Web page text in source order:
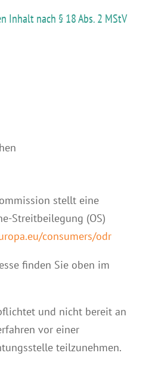
Inhalt nach § 18 Abs. 2 MStV
stellt eine
Streitbeilegung (OS)
consumers/odr
finden Sie oben im
und nicht bereit an
vor einer
teilzunehmen.